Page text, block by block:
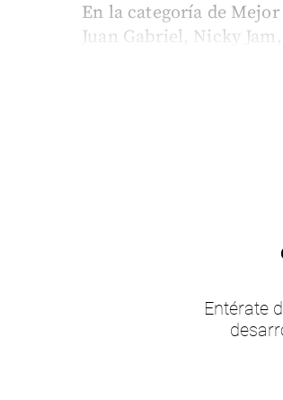
En la categoría de
Juan Gabriel, Nicky
Entérate